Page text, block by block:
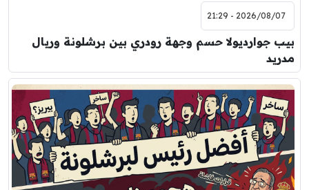
2026/08/07 - 21:29
بيب جوارديولا حسم وجهة رودري بين برشلونة وريال
مدريد